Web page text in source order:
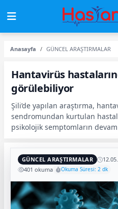
Anasayfa GÜNCEL ARAŞTIRMALAR
Hantavirüs
görülebiliyor
Şili’de yapılan araştırma,
sendromundan kurtulan
psikolojik semptomların
GÜNCEL ARAŞTIRMALAR
401 okuma
Okuma Süresi: 2 dk